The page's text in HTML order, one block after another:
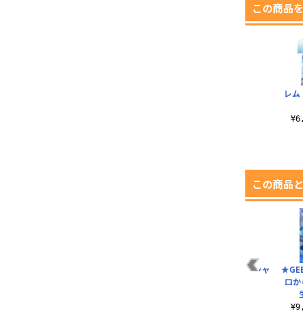
この商品
レ
この商品
レム ゼロからTシャ
ロ